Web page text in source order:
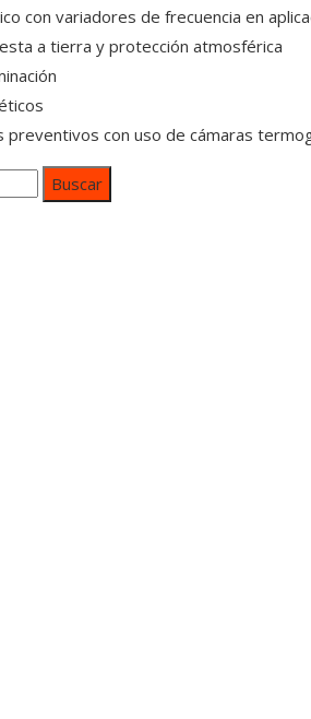
con variadores de frecuencia en
a tierra y protección atmosférica
preventivos con uso de cámaras